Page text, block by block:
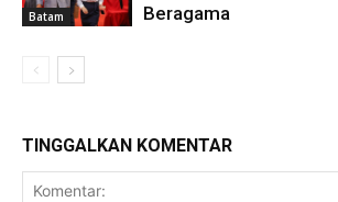
Batam
Beragama
TINGGALKAN KOMENTAR